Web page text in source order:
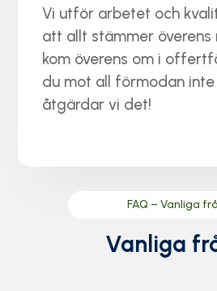
Vi utför arbetet och
att allt stämmer
kom överens om i
du mot all förmodan
åtgärdar vi det!
FAQ – Vanliga
Vanliga